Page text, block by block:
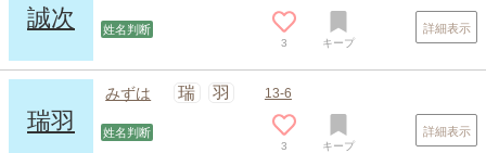
誠次 姓名判断
3 キープ
詳細表示
瑞羽
みずは 瑞 羽 13-6
姓名判断
3 キープ
詳細表示